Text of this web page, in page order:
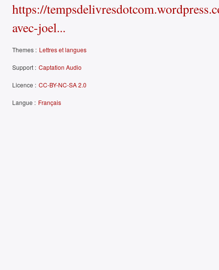
https://
avec-joel...
Themes : Lettres et langues
Support : Captation Audio
Licence : CC-BY-NC-SA 2.0
Langue : Français